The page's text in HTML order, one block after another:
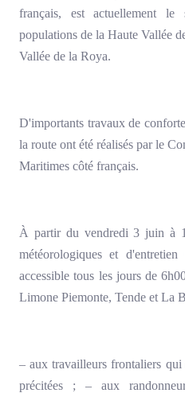
français, est actuellement
populations de la Haute Vallée
Vallée de la Roya.
D'importants travaux de
la route ont été réalisés par le
Maritimes côté français.
À partir du vendredi 3 juin à
météorologiques et
accessible tous les jours de
Limone Piemonte, Tende et La
– aux travailleurs frontaliers
précitées ; – aux